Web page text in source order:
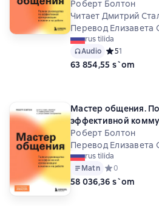
работе
Роберт Болтон
Читает Дмитрий
Перевод Елизавета
rus tilida
Audio Средний
51
63 854,55 s`om
Мастер общения.
эффективной
работе
Роберт Болтон
Перевод Елизавета
rus tilida
Matn Средний
0
58 036,36 s`om